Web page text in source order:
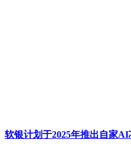
软银计划于2025年推出自家